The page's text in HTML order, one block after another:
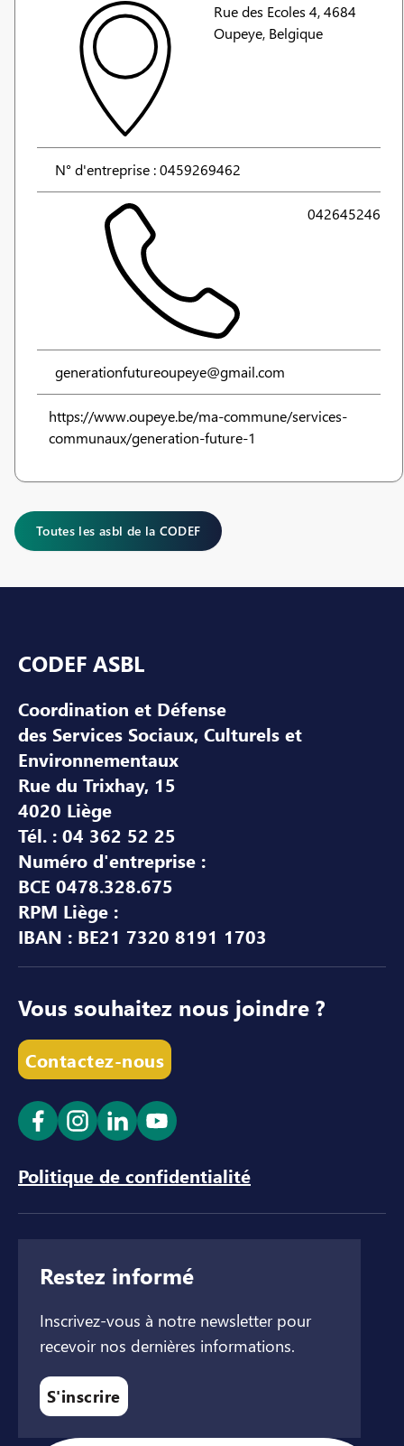
Rue des Ecoles 4, 4684
Oupeye, Belgique
N° d'entreprise : 0459269462
042645246
generationfutureoupeye@gmail.com
https://www.oupeye.be/ma-commune/services-
communaux/generation-future-1
Toutes les asbl de la CODEF
CODEF ASBL
Coordination et Défense
des Services Sociaux, Culturels et
Environnementaux
Rue du Trixhay, 15
4020 Liège
Tél. : 04 362 52 25
Numéro d'entreprise :
BCE 0478.328.675
RPM Liège :
IBAN : BE21 7320 8191 1703
Vous souhaitez nous joindre ?
Contactez-nous
Ouvrir le lien dans un nouvel onglet
Ouvrir le lien dans un nouvel onglet
Ouvrir le lien dans un nouvel
Ouvrir le lien dans un
Politique de confidentialité
Restez informé
Inscrivez-vous à notre newsletter pour
recevoir nos dernières informations.
S'inscrire